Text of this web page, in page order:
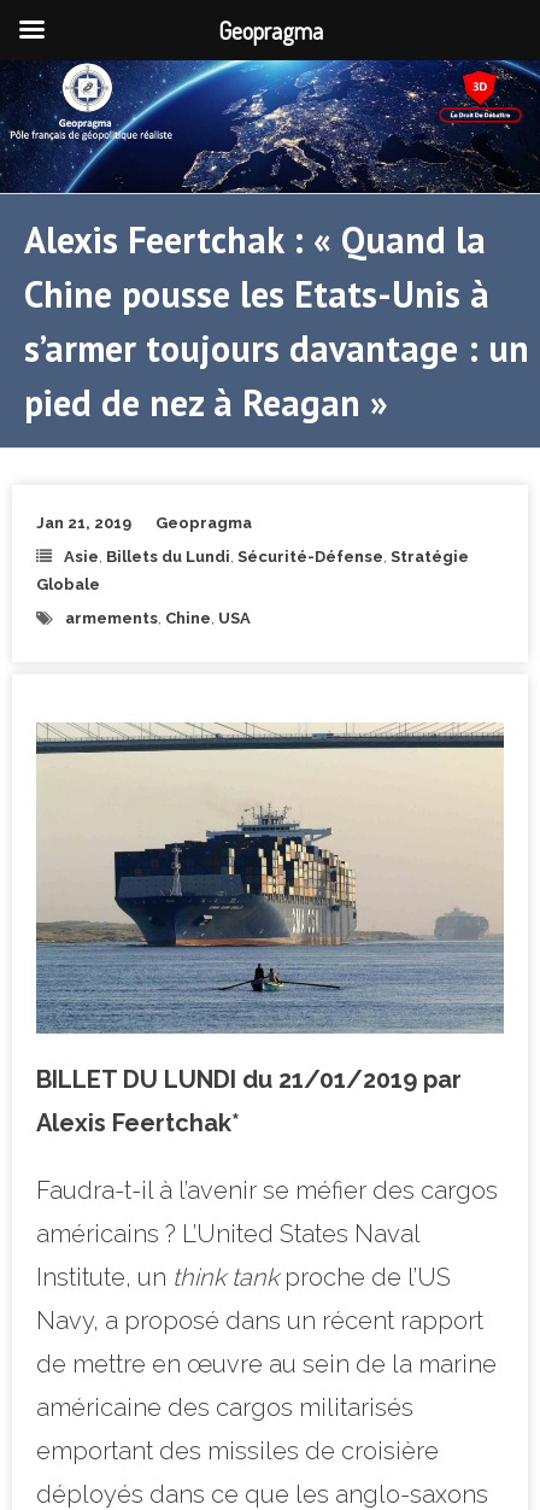
Alexis Feertchak : « Quand la
Chine pousse les Etats-Unis à
s’armer toujours davantage : un
pied de nez à Reagan »
Jan 21, 2019
Geopragma
Asie Billets du Lundi Sécurité-Défense Stratégie
Globale
armements Chine USA
BILLET DU LUNDI du 21/01/2019 par
Alexis Feertchak*
Faudra-t-il à l’avenir se méfier des cargos
américains ? L’United States Naval
Institute, un think tankproche de l’US
Navy, a proposé dans un récent rapport
de mettre en œuvre au sein de la marine
américaine des cargos militarisés
emportant des missiles de croisière
déployés dans ce que les anglo-saxons
Geopragma